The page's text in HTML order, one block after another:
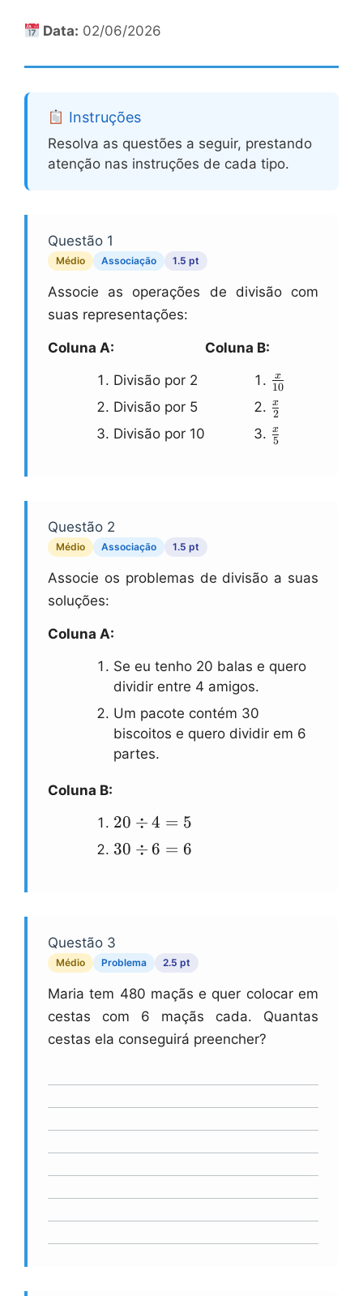
Data: 02/06/2026
Instruções
Resolva as questões a seguir, prestando
atenção nas instruções de cada tipo.
Questão 1
Médio Associação 1.5 pt
Associe as operações de divisão com
suas representações:
Coluna A:
Divisão por 2
Divisão por 5
Divisão por 10
Coluna B:
\\frac{x}
{10}
10
x
\\frac{x}
{2}
2
x
\\frac{x}
5
x
Questão 2
Médio Associação 1.5 pt
Associe os problemas de divisão a suas
soluções:
Coluna A:
Se eu tenho 20 balas e quero
dividir entre 4 amigos.
Um pacote contém 30
biscoitos e quero dividir em 6
partes.
Coluna B:
20
\\div
4 = 5
20 ÷ 4 = 5
30
30 ÷ 6 = 6
Questão 3
Médio Problema 2.5 pt
Maria tem 480 maçãs e quer colocar em
cestas com 6 maçãs cada. Quantas
cestas ela conseguirá preencher?